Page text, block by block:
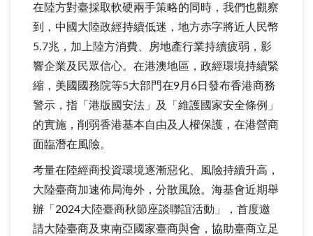
在陸方對臺採取軟硬兩手策略的同時，我們也觀察
到，中國大陸政經持續低迷，地方赤字將近人民幣
5.7兆，加上陸方消費、房地產行業持續疲弱，影
響企業及民眾信心。在港澳地區，政經環境持續緊
縮，美國國務院等5大部門在9月6日發布香港商務
警示，指「港版國安法」及「維護國家安全條例」
的實施，削弱香港基本自由及人權保護，在港營商
面臨潛在風險。
考量在陸經商投資環境逐漸惡化、風險持續升高，
大陸臺商加速佈局海外，分散風險。海基會近期舉
辦「2024大陸臺商秋節座談聯誼活動」，首度邀
請大陸臺商及東南亞國家臺商與會，協助臺商立足